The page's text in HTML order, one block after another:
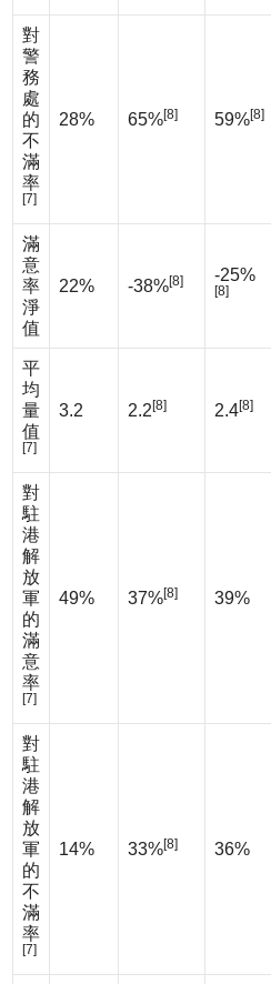
對
警
務
處
的
不
滿
率
[7]
28% 65%[8] 59%[8]
滿
意
率
淨
值
22% -38%[8] -25%
[8]
平
均
量
值
[7]
3.2 2.2 [8] 2.4[8]
對
駐
港
解
放
軍
的
滿
意
率
[7]
49% 37%[8] 39%
對
駐
港
解
放
軍
的
不
滿
率
[7]
14% 33%[8] 36%